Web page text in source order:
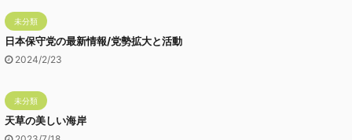
未分類
日本保守党の最新情報/党勢拡大と活動
2024/2/23
未分類
天草の美しい海岸